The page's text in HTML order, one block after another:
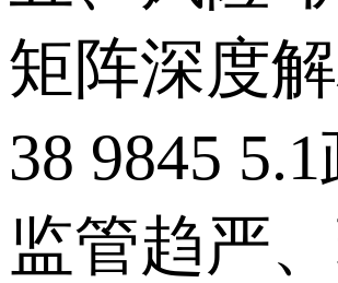
矩阵深度
38 9845
监管趋严